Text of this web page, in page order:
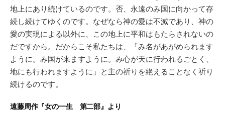
地上にあり続けているのです。否、永遠のみ国に向かって存
続し続けてゆくのです。なぜなら神の愛は不滅であり、神の
愛の実現による以外に、この地上に平和はもたらされないの
だですから。だからこそ私たちは、「み名があがめられます
ように。み国が来ますように。み心が天に行われるごとく、
地にも行われますように」と主の祈りを絶えることなく祈り
続けるのです。
遠藤周作『女の一生 第二部』より